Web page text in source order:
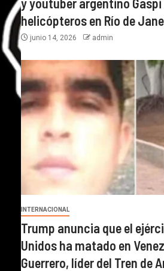
helicópteros en Río de
junio 14, 2026 admin
INTERNACIONAL
Trump anuncia que el
Unidos ha matado en
Guerrero, líder del Tren de